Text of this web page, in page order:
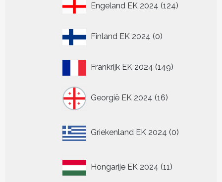
Engeland EK 2024 124124
Finland EK 2024 0
producten
Frankrijk EK 2024 149149
Georgië EK 2024 16
producten
Griekenland EK 2024 0
producten
Hongarije EK 2024 11
producten